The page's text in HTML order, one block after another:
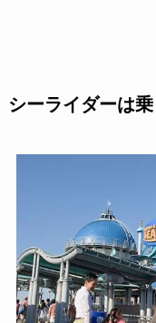
シーライダーは